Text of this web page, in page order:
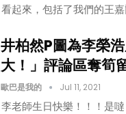
看起來，包括了我們的王
井柏然P圖為李榮
大！」評論區奪筍
歐巴是我的 Jul 11, 2021
李老師生日快樂！！！是